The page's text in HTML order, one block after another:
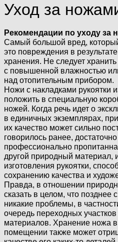
Уход за
Рекомендации по уходу за
Самый большой вред,
это повреждения в
хранения. Не следует
с повышенной влажностью
над отопительным прибором.
Ножи с накладками рукоятки
положить в специальную
ножей. Когда речь идет о
в единичных экземплярах,
их качество может сильно
говорилось ранее,
профессионально
другой природный материал,
изготовления рукоятки,
сохранению качества и
Правда, в отношении
сказать в целом, что позднее
никакие проблемы, в
очередь переходных
материалов. Хранение ножа
помещении также может